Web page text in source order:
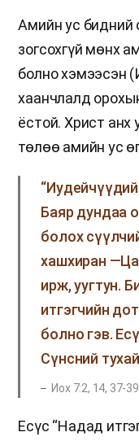
Амийн ус бидний
зогсохгүй мөнх
болно хэмээсэн
хаанчлалд
ёстой. Христ анх
төлөө амийн ус
Баяр дундаа
болох
хашхиран
ирж, уугтун.
итгэгчийн
болно гэв.
Сүнсний
Иох 7:2, 14, 37-39
Есүс “Надад